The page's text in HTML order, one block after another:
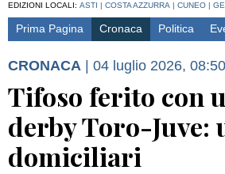
EDIZIONI LOCALI: ASTI | COSTA AZZURRA | CUNEO |
Prima Pagina Cronaca Politica
CRONACA | 04 luglio 2026, 08:50
Tifoso ferito con
derby Toro-Juve:
domiciliari